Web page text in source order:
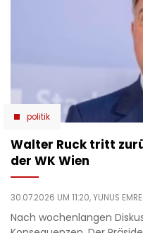
politik
Walter Ruck tritt
der WK Wien
30.07.2026 UM 11:20,YUNUS
Nach wochenlangen